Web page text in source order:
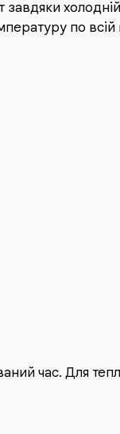
холодній
по всій
час. Для